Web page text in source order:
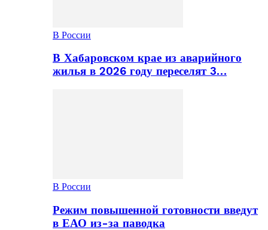
В России
В Хабаровском крае из аварийного
жилья в 2026 году переселят 3…
В России
Режим повышенной готовности введут
в ЕАО из-за паводка